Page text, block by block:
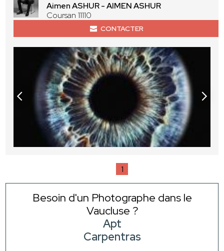
Aimen ASHUR - AIMEN ASHUR
Coursan 11110
CONTACTER
1
Besoin d'un Photographe dans le
Vaucluse ?
Apt
Carpentras